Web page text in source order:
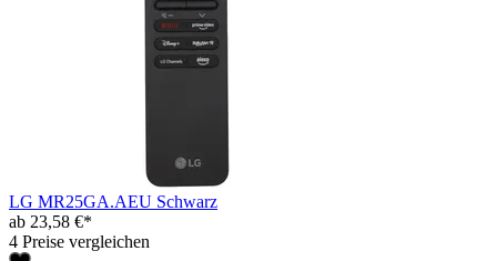
LG MR25GA.AEU Schwarz
ab 23,58 €*
4 Preise vergleichen